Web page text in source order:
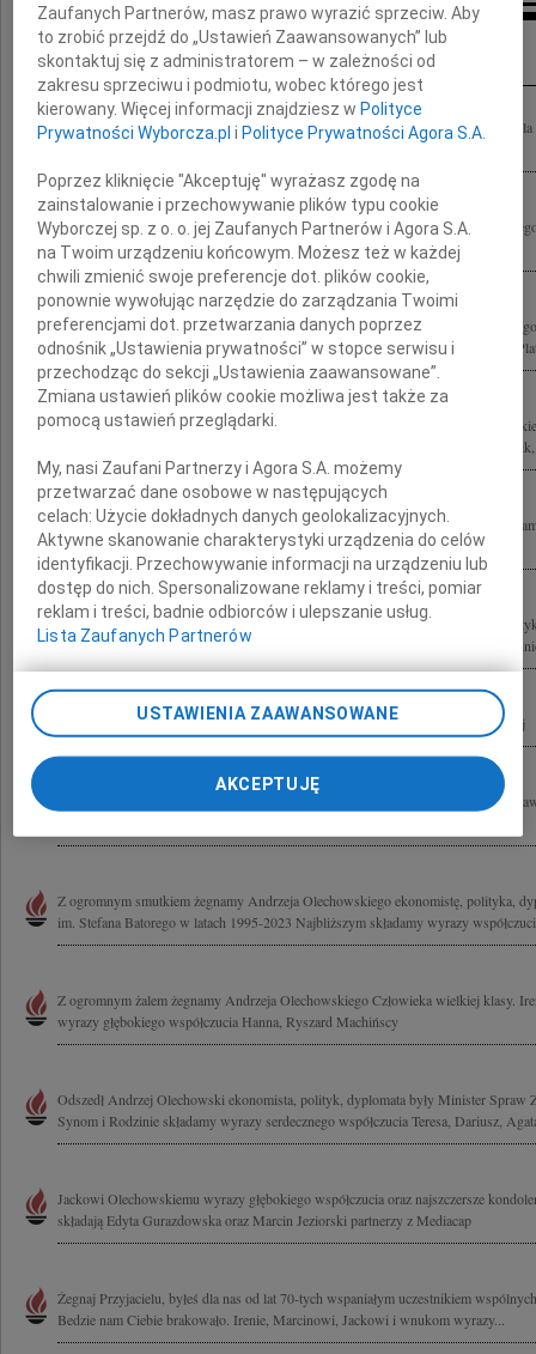
Inne kondolencje
Z ogromnym żalem żegnamy Kochanego Wujka Andrzeja Olechowskiego Byłeś
Osobą, która zawsze miała dla nas czas i do której mogliśmy zwrócić się z...
Irenie Olechowskiej wyrazy serdecznego współczucia z powodu śmierci
Witold Daniłowiczowie
Z żalem żegnam Andrzeja Olechowskiego pierwszego zastępcę prezesa
1989-1991, ministra spraw zagranicznych w latach 1993-1995, współzałożyciela
Z głębokim żalem żegnamy Śp. Andrzeja Olechowskiego dziękując Mu za
łącząc się w bólu z Ireną, Marcinem, Jackiem i całą Rodziną Maria, Łukasz,
Są ludzie, których się nie zapomina. Wspominając wspólnie spędzone chwile
Olechowskiego Łączymy się w smutku z Ireną i całą Rodziną Ania i Wojtek...
Z głębokim smutkiem żegnam doktora Andrzeja Olechowskiego męża stanu,
zaangażowanego, by zapewnić Polsce bezpieczną przyszłość w NATO i UE
Irenie Olechowskiej wyrazy współczucia i serdecznego wsparcia Bożena i Andrzej
Z ogromnym bólem żegnam Andrzeja Olechowskiego Wspaniałego człowieka i
Z ogromnym smutkiem żegnamy Andrzeja Olechowskiego ekonomistę, polityka,
im. Stefana Batorego w latach 1995-2023 Najbliższym składamy wyrazy
Z ogromnym żalem żegnamy Andrzeja Olechowskiego Człowieka wielkiej klasy.
wyrazy głębokiego współczucia Hanna, Ryszard Machińscy
Odszedł Andrzej Olechowski ekonomista, polityk, dyplomata były Minister Spraw
Synom i Rodzinie składamy wyrazy serdecznego współczucia Teresa, Dariusz,
Jackowi Olechowskiemu wyrazy głębokiego współczucia oraz najszczersze
składają Edyta Gurazdowska oraz Marcin Jeziorski partnerzy z Mediacap
Żegnaj Przyjacielu, byłeś dla nas od lat 70-tych wspaniałym uczestnikiem
Bedzie nam Ciebie brakowało. Irenie, Marcinowi, Jackowi i wnukom wyrazy...
Zaufanych Partnerów, masz prawo wyrazić sprzeciw. Aby
to zrobić przejdź do „Ustawień Zaawansowanych” lub
skontaktuj się z administratorem – w zależności od
zakresu sprzeciwu i podmiotu, wobec którego jest
kierowany. Więcej informacji znajdziesz w Polityce
Prywatności Wyborcza.pl i Polityce Prywatności Agora S.A.
Poprzez kliknięcie "Akceptuję" wyrażasz zgodę na
zainstalowanie i przechowywanie plików typu cookie
Wyborczej sp. z o. o. jej Zaufanych Partnerów i Agora S.A.
na Twoim urządzeniu końcowym. Możesz też w każdej
chwili zmienić swoje preferencje dot. plików cookie,
ponownie wywołując narzędzie do zarządzania Twoimi
preferencjami dot. przetwarzania danych poprzez
odnośnik „Ustawienia prywatności” w stopce serwisu i
przechodząc do sekcji „Ustawienia zaawansowane”.
Zmiana ustawień plików cookie możliwa jest także za
pomocą ustawień przeglądarki.
My, nasi Zaufani Partnerzy i Agora S.A. możemy
przetwarzać dane osobowe w następujących
celach:Użycie dokładnych danych geolokalizacyjnych.
Aktywne skanowanie charakterystyki urządzenia do celów
identyfikacji. Przechowywanie informacji na urządzeniu lub
dostęp do nich. Spersonalizowane reklamy i treści, pomiar
reklam i treści, badnie odbiorców i ulepszanie usług.
Lista Zaufanych Partnerów
USTAWIENIA ZAAWANSOWANE
AKCEPTUJĘ